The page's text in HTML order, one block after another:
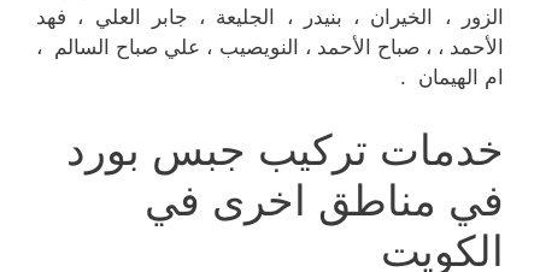
الزور ، الخيران ، بنيدر ، الجليعة ، جابر العلي ، فهد
الأحمد ، ، صباح الأحمد ، النويصيب ، علي صباح السالم ،
ام الهيمان .
خدمات تركيب جبس بورد
في مناطق اخرى في
الكويت